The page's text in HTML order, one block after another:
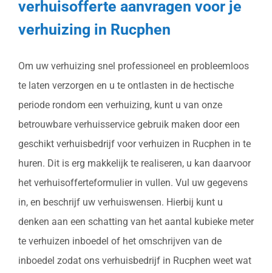
verhuisofferte aanvragen voor je
verhuizing in Rucphen
Om uw verhuizing snel professioneel en probleemloos
te laten verzorgen en u te ontlasten in de hectische
periode rondom een verhuizing, kunt u van onze
betrouwbare verhuisservice gebruik maken door een
geschikt verhuisbedrijf voor verhuizen in Rucphen in te
huren. Dit is erg makkelijk te realiseren, u kan daarvoor
het verhuisofferteformulier in vullen. Vul uw gegevens
in, en beschrijf uw verhuiswensen. Hierbij kunt u
denken aan een schatting van het aantal kubieke meter
te verhuizen inboedel of het omschrijven van de
inboedel zodat ons verhuisbedrijf in Rucphen weet wat